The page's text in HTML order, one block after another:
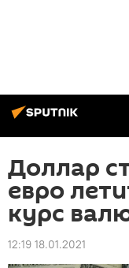
Доллар
евро
курс
12:19 18.01.2021